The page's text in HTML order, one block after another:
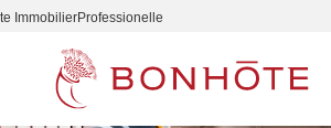
ImmobilierProfessionelle
Navigation principale